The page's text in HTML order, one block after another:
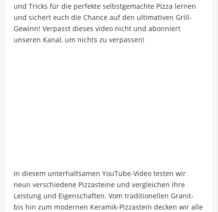
und Tricks für die perfekte selbstgemachte Pizza lernen
und sichert euch die Chance auf den ultimativen Grill-
Gewinn! Verpasst dieses video nicht und abonniert
unseren Kanal, um nichts zu verpassen!
In diesem unterhaltsamen YouTube-Video testen wir
neun verschiedene Pizzasteine und vergleichen ihre
Leistung und Eigenschaften. Vom traditionellen Granit-
bis hin zum modernen Keramik-Pizzastein decken wir alle